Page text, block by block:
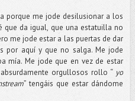
porque me jode desilusionar a los
que da igual, que una estatuilla no
me jode estar a las puertas de dar
por aquí y que no salga. Me jode
mía. Me jode que en vez de estar
orgullosos rollo “ yo
” tengáis que estar dándome